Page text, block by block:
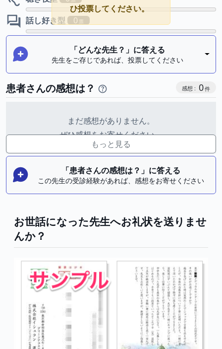
話し好き型
0
「どんな先生？」に答える
先生をご存じであれば、投票してください
ひ投票してください。
患者さんの感想は？ 感想投稿
0
まだ感想がありません。
ぜひ感想をお寄せください。
もっと見る
「患者さんの感想は？」に答える
この先生の受診経験があれば、感想をお寄せください
お世話になった先生へお礼状を送りませ
んか？